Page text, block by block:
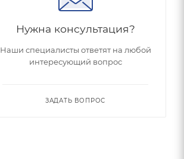
Нужна консультация?
Наши специалисты ответят на любой
интересующий вопрос
ЗАДАТЬ ВОПРОС